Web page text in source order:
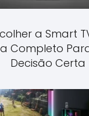
a Smart
Completo
Decisão Certa